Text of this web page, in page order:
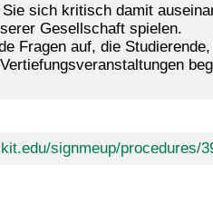
sich kritisch damit
Gesellschaft spielen.
Fragen auf, die
signmeup/procedures/